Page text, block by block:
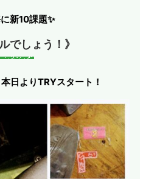
新10課題✨
でしょう！》
日よりTRYスタート！